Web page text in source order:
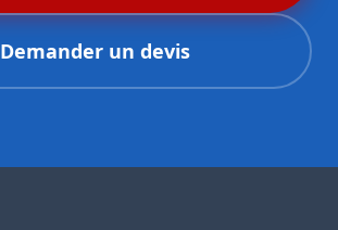
Demander un devis